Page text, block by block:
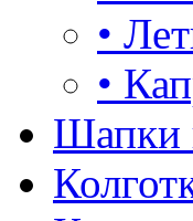
•
•
Шапки